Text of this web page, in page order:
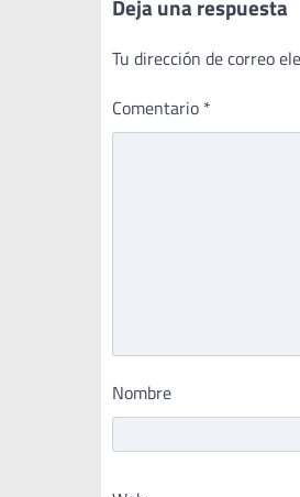
Deja una respuesta
Tu dirección de correo
Comentario *
Nombre